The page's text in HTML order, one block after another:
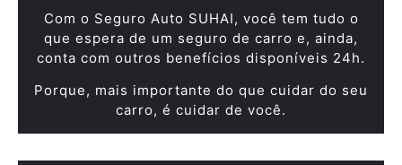
Com o Seguro Auto SUHAI, você tem tudo o
que espera de um seguro de carro e, ainda,
conta com outros benefícios disponíveis 24h.
Porque, mais importante do que cuidar do seu
carro, é cuidar de você.